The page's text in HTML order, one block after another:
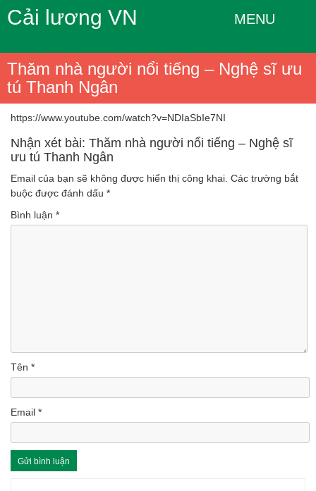
Cải lương VN MENU
Thăm nhà người nổi tiếng – Nghệ sĩ ưu
tú Thanh Ngân
https://www.youtube.com/watch?v=NDIaSbIe7NI
Nhận xét bài: Thăm nhà người nổi tiếng – Nghệ sĩ
ưu tú Thanh Ngân
Email của bạn sẽ không được hiển thị công khai. Các trường bắt
buộc được đánh dấu *
Bình luận *
Tên *
Email *